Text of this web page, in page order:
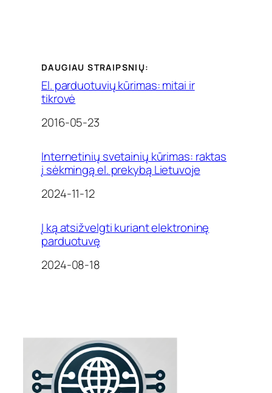
DAUGIAU STRAIPSNIŲ:
El. parduotuvių kūrimas: mitai ir
tikrovė
Date
2016-05-23
Internetinių svetainių kūrimas: raktas
į sėkmingą el. prekybą Lietuvoje
Date
2024-11-12
Į ką atsižvelgti kuriant elektroninę
parduotuvę
Date
2024-08-18